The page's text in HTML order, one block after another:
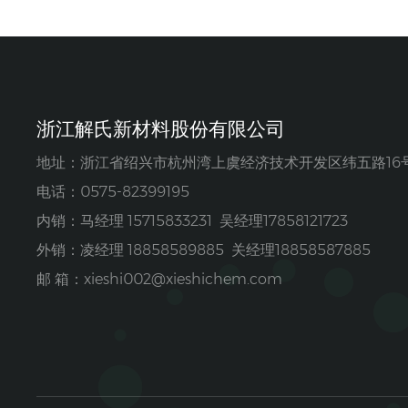
浙江解氏新材料股份有限公司
地址：浙江省绍兴市杭州湾上虞经济技术开发区纬五路16
电话：0575-82399195
内销：马经理 15715833231 吴经理17858121723
外销：凌经理 18858589885 关经理18858587885
邮 箱：xieshi002@xieshichem.com